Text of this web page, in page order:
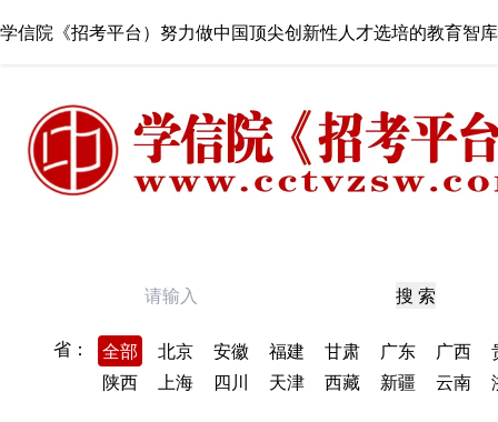
学信院《招考平台）努力做中国顶尖创新性人才选培的教育智库
搜 索
省： 全部 北京 安徽 福建 甘肃 广东 广西
陕西
上海 四川 天津 西藏 新疆 云南